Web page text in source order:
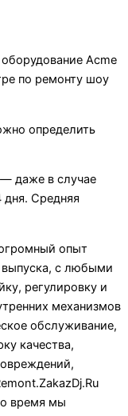
Acme
по ремонту шоу
определить
— даже в случае
дня. Средняя
опыт
с любыми
регулировку и
механизмов
обслуживание,
качества,
время мы